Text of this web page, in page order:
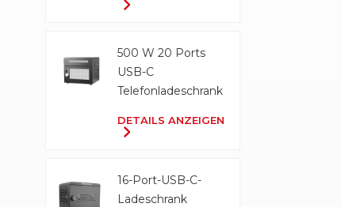
500 W 20 Ports
USB-C
Telefonladeschrank
DETAILS ANZEIGEN
16-Port-USB-C-
Ladeschrank